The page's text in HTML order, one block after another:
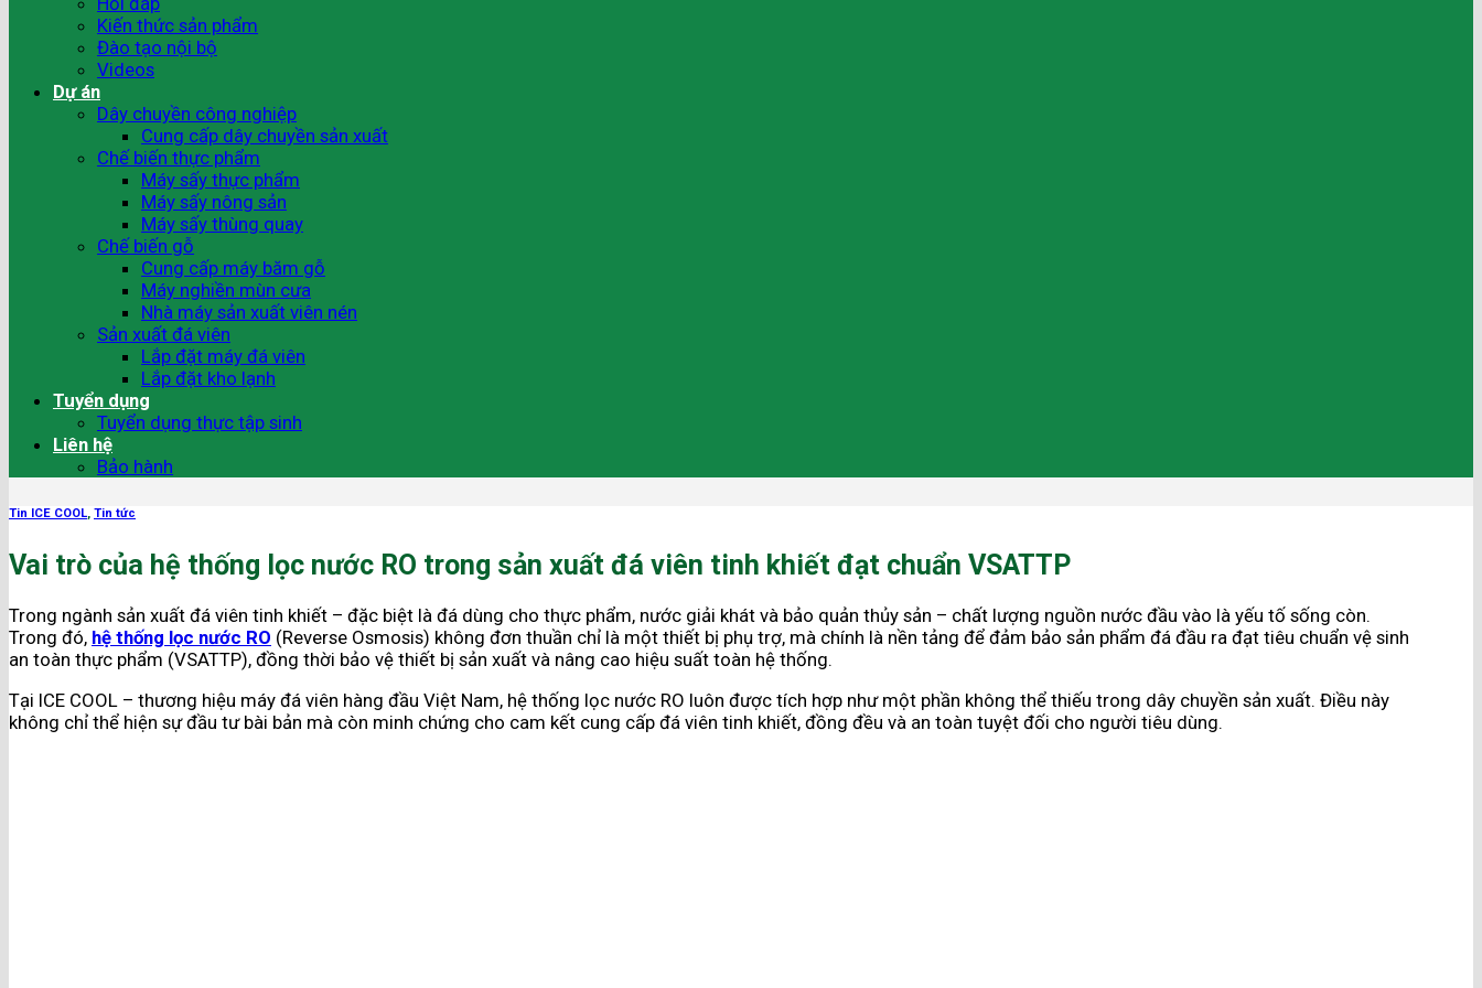
Kiến thức sản phẩm
Đào tạo nội bộ
Videos
Dự án
Dây chuyền công nghiệp
Cung cấp dây chuyền sản xuất
Chế biến thực phẩm
Máy sấy thực phẩm
Máy sấy nông sản
Máy sấy thùng quay
Chế biến gỗ
Cung cấp máy băm gỗ
Máy nghiền mùn cưa
Nhà máy sản xuất viên nén
Sản xuất đá viên
Lắp đặt máy đá viên
Lắp đặt kho lạnh
Tuyển dụng
Tuyển dụng thực tập sinh
Liên hệ
Bảo hành
Tin ICE COOL, Tin tức
Vai trò của hệ thống lọc nước RO trong sản xuất đá viên tinh khiết đạt chuẩn VSATTP
Trong ngành sản xuất đá viên tinh khiết – đặc biệt là đá dùng cho thực phẩm, nước giải khát và bảo quản thủy sản – chất lượng nguồn nước đầu vào là yếu tố sống còn.
Trong đó, hệ thống lọc nước RO (Reverse Osmosis) không đơn thuần chỉ là một thiết bị phụ trợ, mà chính là nền tảng để đảm bảo sản phẩm đá đầu ra đạt tiêu chuẩn vệ sinh
an toàn thực phẩm (VSATTP), đồng thời bảo vệ thiết bị sản xuất và nâng cao hiệu suất toàn hệ thống.
Tại ICE COOL – thương hiệu máy đá viên hàng đầu Việt Nam, hệ thống lọc nước RO luôn được tích hợp như một phần không thể thiếu trong dây chuyền sản xuất. Điều này
không chỉ thể hiện sự đầu tư bài bản mà còn minh chứng cho cam kết cung cấp đá viên tinh khiết, đồng đều và an toàn tuyệt đối cho người tiêu dùng.